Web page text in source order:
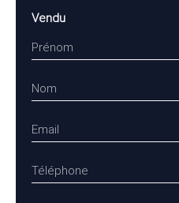
Vendu
Prénom
Nom
Email
Téléphone